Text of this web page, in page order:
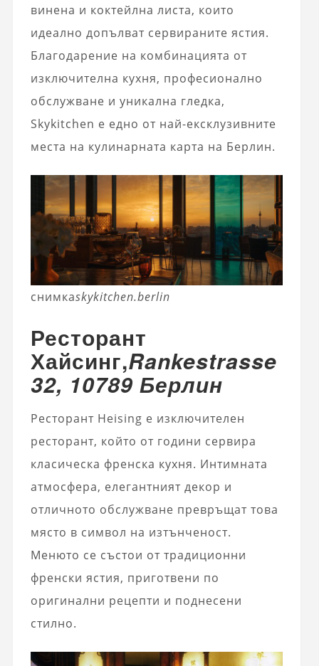
винена и коктейлна листа, които
идеално допълват сервираните ястия.
Благодарение на комбинацията от
изключителна кухня, професионално
обслужване и уникална гледка,
Skykitchen е едно от най-ексклузивните
места на кулинарната карта на Берлин.
снимкаskykitchen.berlin
Ресторант
Хайсинг,Rankestrasse
32, 10789 Берлин
Ресторант Heising е изключителен
ресторант, който от години сервира
класическа френска кухня. Интимната
атмосфера, елегантният декор и
отличното обслужване превръщат това
място в символ на изтънченост.
Менюто се състои от традиционни
френски ястия, приготвени по
оригинални рецепти и поднесени
стилно.